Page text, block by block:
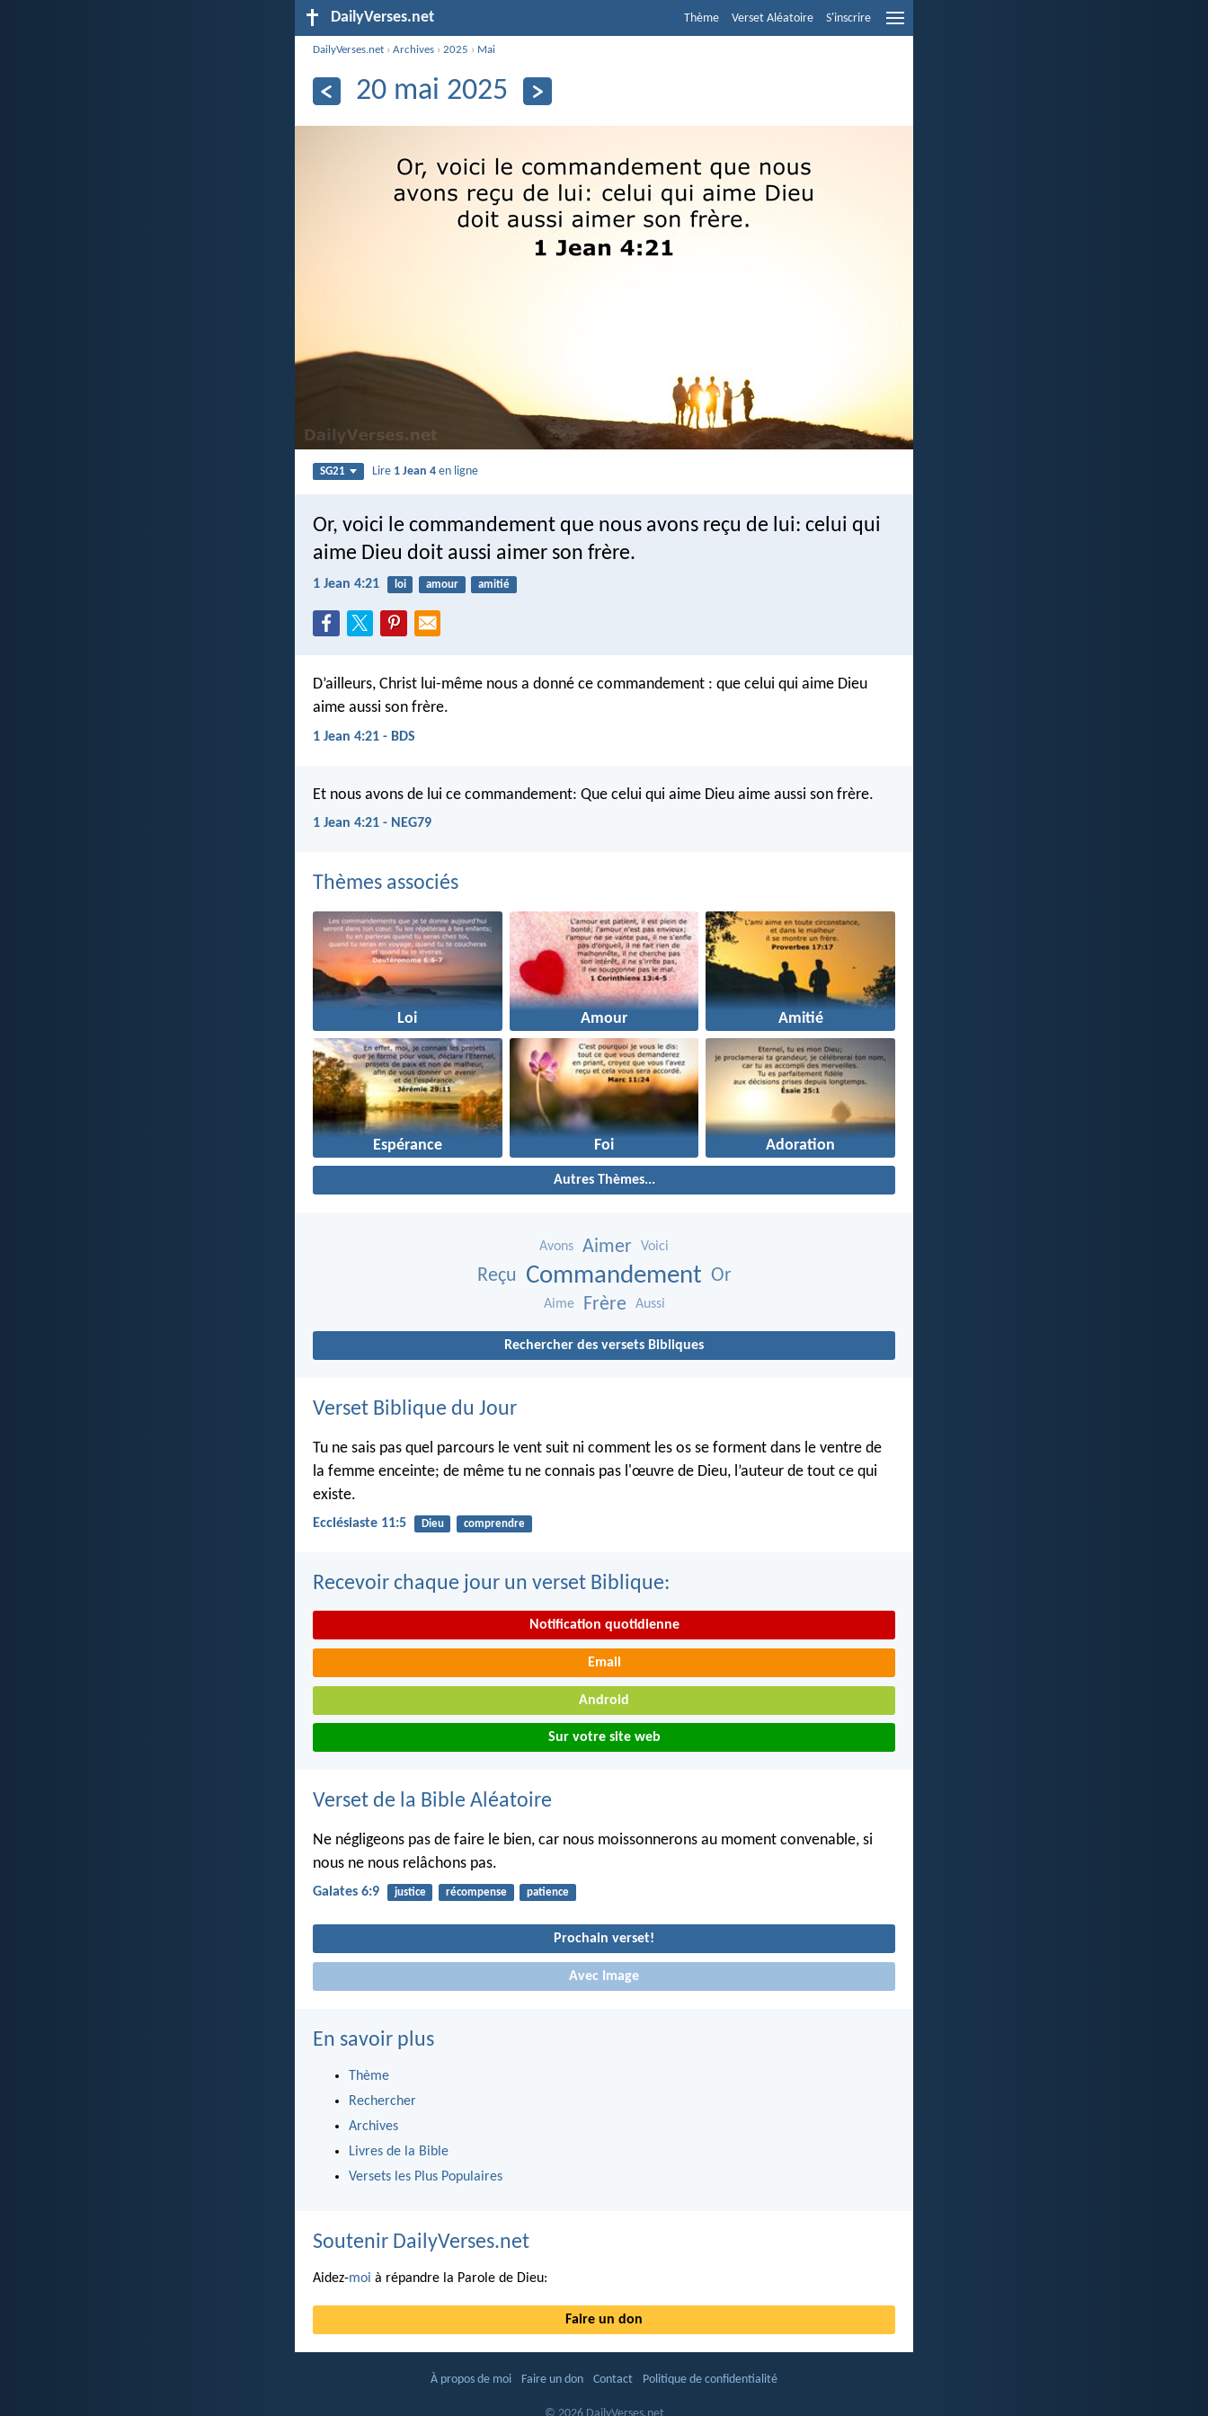
DailyVerses.net Thème Verset Aléatoire S'inscrire
DailyVerses.net ›Archives ›2025 › Mai
20 mai 2025
SG21 Lire 1 Jean 4 en ligne
Or, voici le commandement que nous avons reçu de lui: celui qui
aime Dieu doit aussi aimer son frère.
1 Jean 4:21 loi amour amitié
D’ailleurs, Christ lui-même nous a donné ce commandement : que celui qui aime Dieu
aime aussi son frère.
1 Jean 4:21 - BDS
Et nous avons de lui ce commandement: Que celui qui aime Dieu aime aussi son frère.
1 Jean 4:21 - NEG79
Thèmes associés
Loi Amour Amitié
Espérance Foi Adoration
Autres Thèmes...
Avons Aimer Voici
Reçu Commandement Or
Aime Frère Aussi
Rechercher des versets Bibliques
Verset Biblique du Jour
Tu ne sais pas quel parcours le vent suit ni comment les os se forment dans le ventre de
la femme enceinte; de même tu ne connais pas l'œuvre de Dieu, l’auteur de tout ce qui
existe.
Ecclésiaste 11:5 Dieu comprendre
Recevoir chaque jour un verset Biblique:
Notification quotidienne
Email
Android
Sur votre site web
Verset de la Bible Aléatoire
Ne négligeons pas de faire le bien, car nous moissonnerons au moment convenable, si
nous ne nous relâchons pas.
Galates 6:9 justice récompense patience
Prochain verset!
Avec Image
En savoir plus
Thème
Rechercher
Archives
Livres de la Bible
Versets les Plus Populaires
Soutenir DailyVerses.net
Aidez-moi à répandre la Parole de Dieu:
Faire un don
À propos de moi Faire un don Contact Politique de confidentialité